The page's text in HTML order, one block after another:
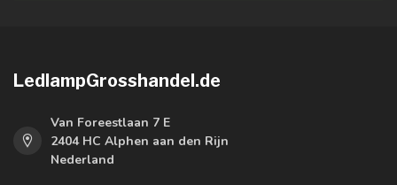
LedlampGrosshandel.de
Van Foreestlaan 7 E
2404 HC Alphen aan den Rijn
Nederland